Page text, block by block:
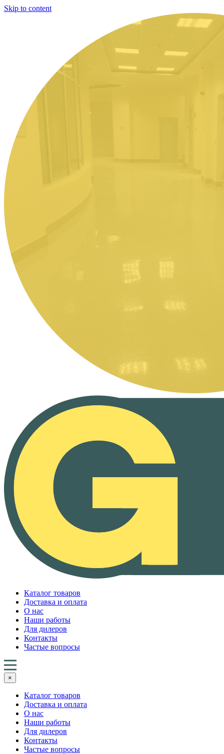
Skip to content
Каталог товаров
Доставка и оплата
О нас
Наши работы
Для дилеров
Контакты
Частые вопросы
×
Каталог товаров
Доставка и оплата
О нас
Наши работы
Для дилеров
Контакты
Частые вопросы